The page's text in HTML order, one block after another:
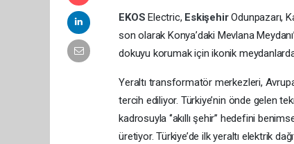
EKOSElectric, EskişehirOdunpazarı,
son olarak Konya’daki Mevlana
dokuyu korumak için ikonik
Yeraltı transformatör merkezleri,
tercih ediliyor. Türkiye’nin önde gelen
kadrosuyla ‘’akıllı şehir’’ hedefini
üretiyor. Türkiye’de ilk yeraltı elektrik